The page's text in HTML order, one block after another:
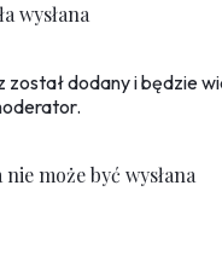
wysłana
został dodany i będzie
może być wysłana